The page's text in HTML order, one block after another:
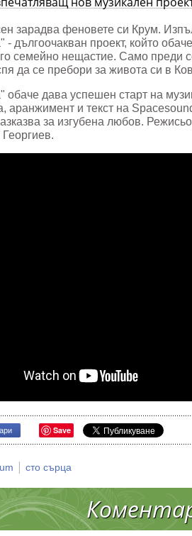
музикален
сърца"
зарадва феновете си Крум.
- дългоочакван проект, който
семейно нещастие. Само преди
да се пребори за живота си в
обаче дава успешен старт на
аранжимент и текст на
за изгубена любов.
Save
| сто сърца